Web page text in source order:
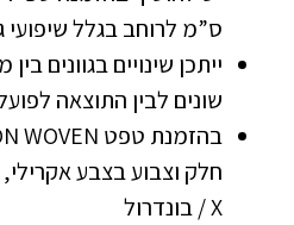
ס”מ לרוחב בגלל שיפועי
ייתכן שינויים בגוונים
שונים לבין התוצאה
חלק וצבוע בצבע
X / בונדרול